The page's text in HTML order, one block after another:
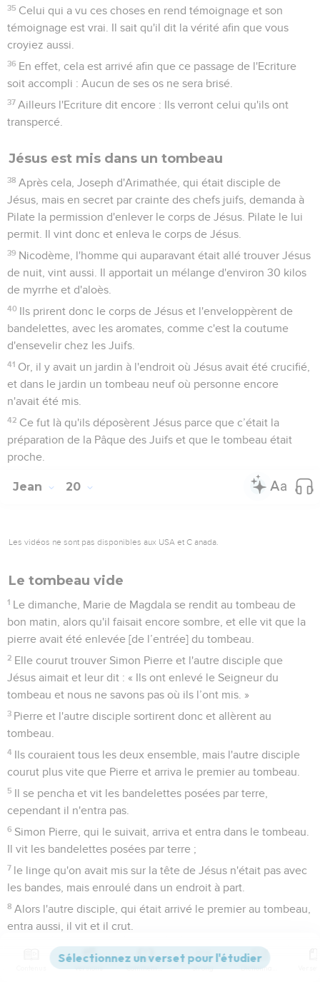
35 Celui qui a vu ces choses en rend témoignage et son
témoignage est vrai. Il sait qu'il dit la vérité afin que vous
croyiez aussi.
36 En effet, cela est arrivé afin que ce passage de l'Ecriture
soit accompli : Aucun de ses os ne sera brisé.
37 Ailleurs l'Ecriture dit encore : Ils verront celui qu'ils ont
transpercé.
Jésus est mis dans un tombeau
38 Après cela, Joseph d'Arimathée, qui était disciple de
Jésus, mais en secret par crainte des chefs juifs, demanda à
Pilate la permission d'enlever le corps de Jésus. Pilate le lui
permit. Il vint donc et enleva le corps de Jésus.
39 Nicodème, l'homme qui auparavant était allé trouver Jésus
de nuit, vint aussi. Il apportait un mélange d'environ 30 kilos
de myrrhe et d'aloès.
40 Ils prirent donc le corps de Jésus et l'enveloppèrent de
bandelettes, avec les aromates, comme c'est la coutume
d'ensevelir chez les Juifs.
41 Or, il y avait un jardin à l'endroit où Jésus avait été crucifié,
et dans le jardin un tombeau neuf où personne encore
n'avait été mis.
42 Ce fut là qu'ils déposèrent Jésus parce que c’était la
préparation de la Pâque des Juifs et que le tombeau était
proche.
Jean 20
Les vidéos ne sont pas disponibles aux USA et C anada.
Le tombeau vide
1 Le dimanche, Marie de Magdala se rendit au tombeau de
bon matin, alors qu'il faisait encore sombre, et elle vit que la
pierre avait été enlevée [de l’entrée] du tombeau.
2 Elle courut trouver Simon Pierre et l'autre disciple que
Jésus aimait et leur dit : « Ils ont enlevé le Seigneur du
tombeau et nous ne savons pas où ils l’ont mis. »
3 Pierre et l'autre disciple sortirent donc et allèrent au
tombeau.
4 Ils couraient tous les deux ensemble, mais l'autre disciple
courut plus vite que Pierre et arriva le premier au tombeau.
5 Il se pencha et vit les bandelettes posées par terre,
cependant il n'entra pas.
6 Simon Pierre, qui le suivait, arriva et entra dans le tombeau.
Il vit les bandelettes posées par terre ;
7 le linge qu'on avait mis sur la tête de Jésus n'était pas avec
les bandes, mais enroulé dans un endroit à part.
8 Alors l'autre disciple, qui était arrivé le premier au tombeau,
entra aussi, il vit et il crut.
En effet, ils n'avaient pas encore compris que, d’après
l'Ecriture, Jésus devait ressusciter.
Versions Commentaires Strong